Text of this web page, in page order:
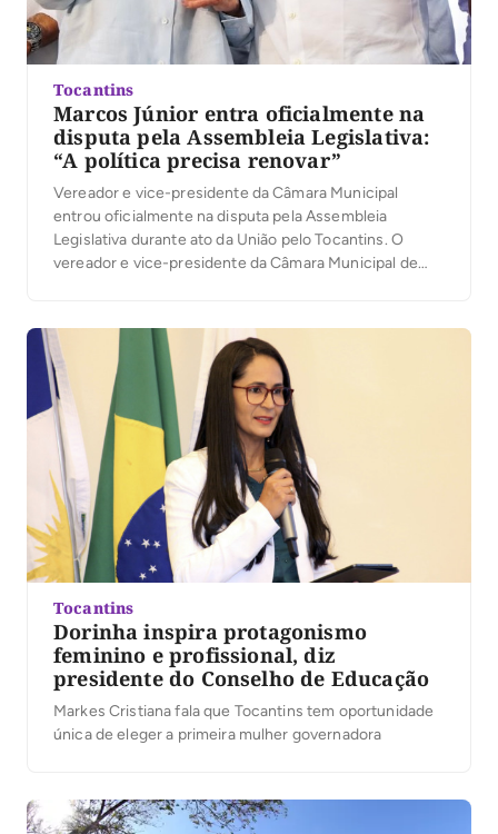
Tocantins
Marcos Júnior entra oficialmente na
disputa pela Assembleia Legislativa:
“A política precisa renovar”
Vereador e vice-presidente da Câmara Municipal
entrou oficialmente na disputa pela Assembleia
Legislativa durante ato da União pelo Tocantins. O
vereador e vice-presidente da Câmara Municipal de
União pelo Tocantins, realizada na última quarta-feira,
5, no Espaço Cultural José Gomes Sobrinho, […]
Tocantins
Dorinha inspira protagonismo
feminino e profissional, diz
presidente do Conselho de Educação
Markes Cristiana fala que Tocantins tem oportunidade
única de eleger a primeira mulher governadora